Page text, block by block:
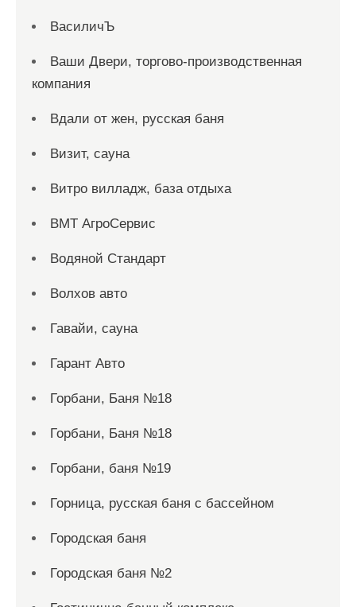
ВасиличЪ
Ваши Двери, торгово-производственная
компания
Вдали от жен, русская баня
Визит, сауна
Витро вилладж, база отдыха
ВМТ АгроСервис
Водяной Стандарт
Волхов авто
Гавайи, сауна
Гарант Авто
Горбани, Баня №18
Горбани, Баня №18
Горбани, баня №19
Горница, русская баня с бассейном
Городская баня
Городская баня №2